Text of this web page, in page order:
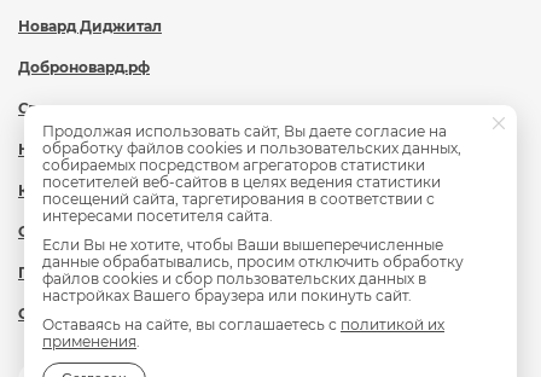
Новард Диджитал
Доброновард.рф
Статьи
Новости
Контакты
Охрана труда
Политика обработки персональных данных
Сведения об образовательной организации
Продолжая использовать сайт, Вы даете согласие на
обработку файлов cookies и пользовательских данных,
собираемых посредством агрегаторов статистики
посетителей веб-сайтов в целях ведения статистики
посещений сайта, таргетирования в соответствии с
интересами посетителя сайта.
Если Вы не хотите, чтобы Ваши вышеперечисленные
данные обрабатывались, просим отключить обработку
файлов cookies и сбор пользовательских данных в
настройках Вашего браузера или покинуть сайт.
Оставаясь на сайте, вы соглашаетесь с политикой их
применения.